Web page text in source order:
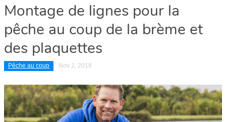
Montage de lignes pour la
pêche au coup de la brème et
des plaquettes
Pêche au coup Nov 2, 2018